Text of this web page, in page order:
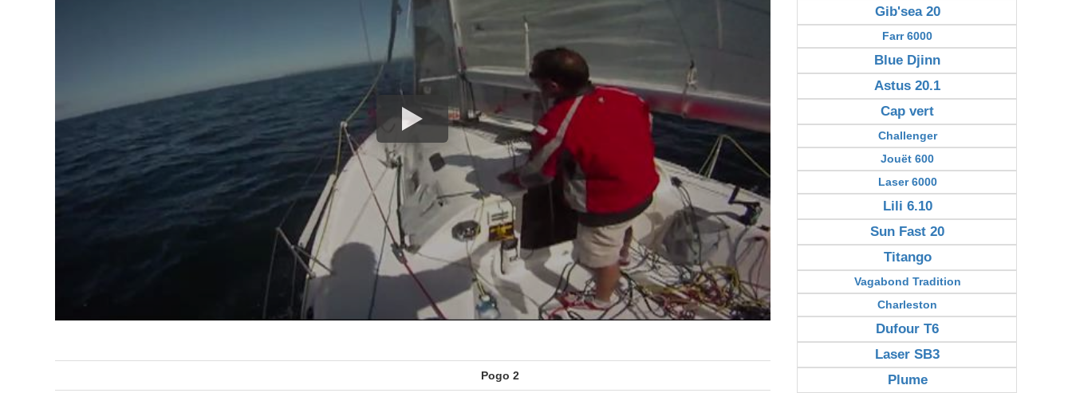
Pogo 2
Gib'sea 20
Farr 6000
Blue Djinn
Astus 20.1
Cap vert
Challenger
Jouët 600
Laser 6000
Lili 6.10
Sun Fast 20
Titango
Vagabond Tradition
Charleston
Dufour T6
Laser SB3
Plume